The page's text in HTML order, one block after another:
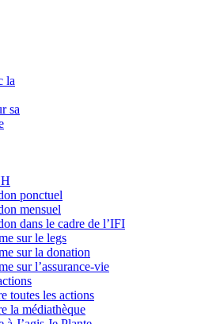
la
sa
ponctuel
mensuel
dans le cadre de l’IFI
sur le legs
sur la donation
sur l’assurance-vie
toutes les actions
la médiathèque